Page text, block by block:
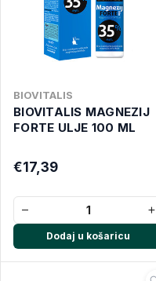
BIOVITALIS
BIOVITALIS MAGNEZIJ
FORTE ULJE 100 ML
€17,39
− +
Dodaj u košaricu